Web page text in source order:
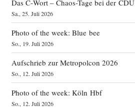
Das C‑Wort – Chaos-Tage bei der CDU
Sa., 25. Juli 2026
Photo of the week: Blue bee
So., 19. Juli 2026
Aufschrieb zur Metropolcon 2026
So., 12. Juli 2026
Photo of the week: Köln Hbf
So., 12. Juli 2026